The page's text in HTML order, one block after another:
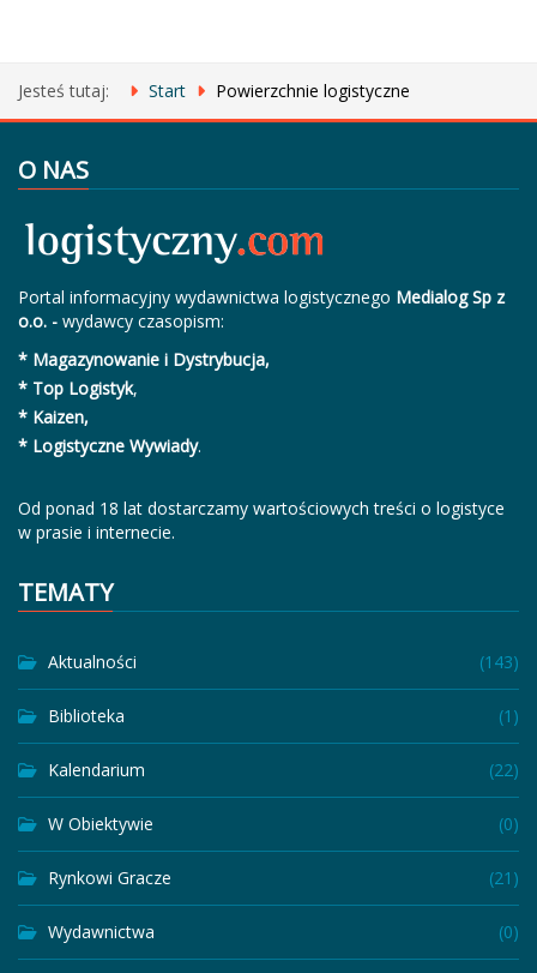
Jesteś tutaj: Start Powierzchnie logistyczne
O NAS
Portal informacyjny wydawnictwa logistycznego Medialog Sp z
o.o. - wydawcy czasopism:
* Magazynowanie i Dystrybucja,
* Top Logistyk,
* Kaizen,
* Logistyczne Wywiady.
Od ponad 18 lat dostarczamy wartościowych treści o logistyce
w prasie i internecie.
TEMATY
Aktualności (143)
Biblioteka (1)
Kalendarium (22)
W Obiektywie (0)
Rynkowi Gracze (21)
Wydawnictwa (0)